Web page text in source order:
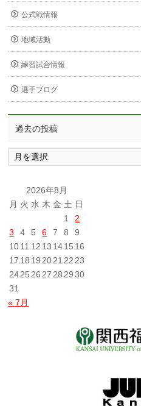
公式戦情報
地域活動
練習試合情報
選手ブログ
過去の投稿
過
去
稿
2026年8月
月 火 水 木 金 土 日
1
2
3
4 5 6 7 8
9
1011 12 13 1415 16
17 18 19 2021 22 23
2425 26 27 28 29 30
31
« 7月